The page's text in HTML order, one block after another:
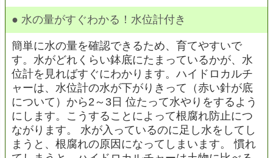
● 水の量がすぐわかる！水位計付き
簡単に水の量を確認できるため、育てやすいで
す。水がどれくらい鉢底にたまっているかが、水
位計を見ればすぐにわかります。ハイドロカルチ
ャーは、水位計の水が下がりきって（赤い針が底
について）から2～3日 位たって水やりをするよう
にします。こうすることによって根腐れ防止につ
ながります。 水が入っているのに足し水をしてし
まうと、根腐れの原因になってしまいます。 慣れ